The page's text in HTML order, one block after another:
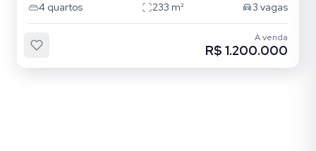
4 quartos 233 m² 3 vagas
À venda
R$ 1.200.000